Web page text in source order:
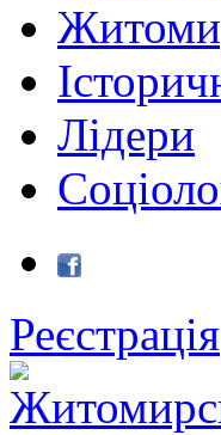
Лідери
Реєстрація